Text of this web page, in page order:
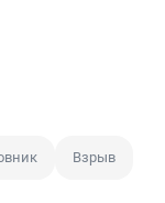
Взрыв